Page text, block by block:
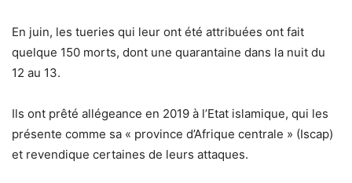
En juin, les tueries qui leur ont été attribuées ont fait
quelque 150 morts, dont une quarantaine dans la nuit du
12 au 13.
Ils ont prêté allégeance en 2019 à l’Etat islamique, qui les
présente comme sa « province d’Afrique centrale » (Iscap)
et revendique certaines de leurs attaques.